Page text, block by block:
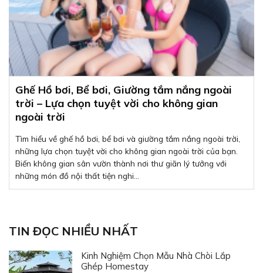
Ghế Hồ bơi, Bể bơi, Giường tắm nắng ngoài
trời – Lựa chọn tuyệt vời cho không gian
ngoài trời
Tìm hiểu về ghế hồ bơi, bể bơi và giường tắm nắng ngoài trời,
những lựa chọn tuyệt vời cho không gian ngoài trời của bạn.
Biến không gian sân vườn thành nơi thư giãn lý tưởng với
những món đồ nội thất tiện nghi...
TIN ĐỌC NHIỀU NHẤT
Kinh Nghiệm Chọn Mẫu Nhà Chòi Lắp
Ghép Homestay